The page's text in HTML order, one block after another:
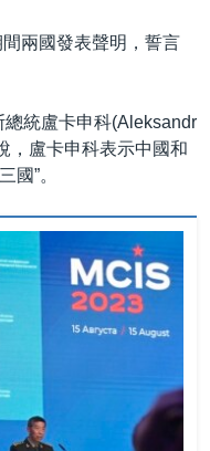
兩國發表聲明，誓言
統盧卡申科(Aleksandr
，盧卡申科表示中國和
國”。